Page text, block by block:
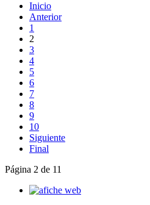
Inicio
Anterior
1
2
3
4
5
6
7
8
9
10
Siguiente
Final
Página 2 de 11